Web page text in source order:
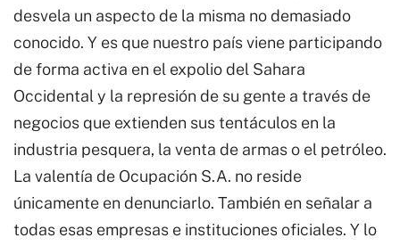
desvela un aspecto de la misma no demasiado
conocido. Y es que nuestro país viene participando
de forma activa en el expolio del Sahara
Occidental y la represión de su gente a través de
negocios que extienden sus tentáculos en la
industria pesquera, la venta de armas o el petróleo.
La valentía de Ocupación S.A. no reside
únicamente en denunciarlo. También en señalar a
todas esas empresas e instituciones oficiales. Y lo